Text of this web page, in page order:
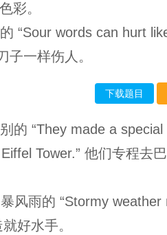
彩。
“Sour words can hurt
子一样伤人。
下载题目
的 “They made a
Tower.” 他们专程去
风雨的 “Stormy weather
好水手。